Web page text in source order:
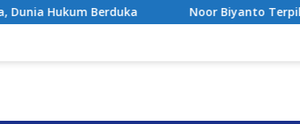
Noor Biyanto Terpilih Aklamasi Pimpin BPC